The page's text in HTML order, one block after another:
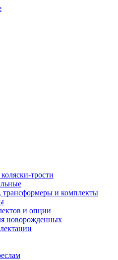
трости
и комплекты
и опции
новорожденных